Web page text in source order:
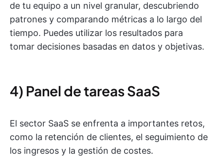
de tu equipo a un nivel granular, descubriendo
patrones y comparando métricas a lo largo del
tiempo. Puedes utilizar los resultados para
tomar decisiones basadas en datos y objetivas.
4) Panel de tareas SaaS
El sector SaaS se enfrenta a importantes retos,
como la retención de clientes, el seguimiento de
los ingresos y la gestión de costes.